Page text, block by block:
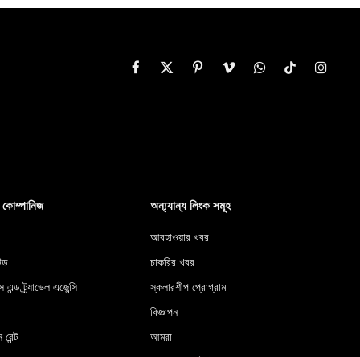
Facebook
X
PinterestVimeoWhatsAppTikTok
ট্র্যাভেল এজেন্সি
অন্য্যান্য লিংক সমূহ
আবহাওয়ার খবর
চাকরির খবর
স্কলারশীপ প্রোগ্রাম
বিজ্ঞাপন
আমরা